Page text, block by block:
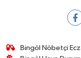
Bingöl Nöbetçi